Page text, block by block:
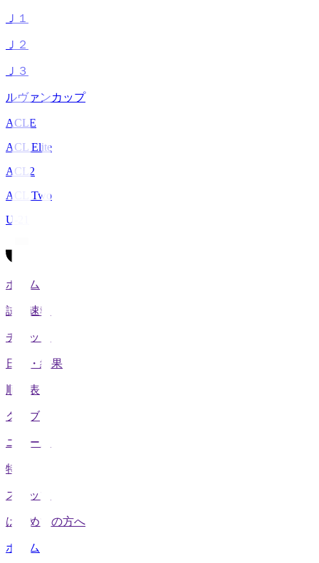
Ｊ１
Ｊ２
Ｊ３
ルヴァンカップ
ACLE
ACL Elite
ACL2
ACL Two
U-21
ホーム
試合速報
チケット
日程・結果
順位表
クラブ
ニュース
特集
スタッツ
はじめての方へ
ホーム